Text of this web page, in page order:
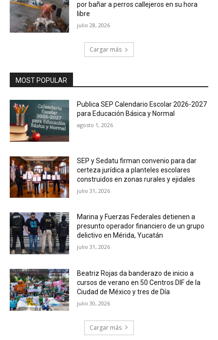
por bañar a perros callejeros en su hora
libre
julio 28, 2026
Cargar más
MOST POPULAR
Publica SEP Calendario Escolar 2026-2027
para Educación Básica y Normal
agosto 1, 2026
SEP y Sedatu firman convenio para dar
certeza jurídica a planteles escolares
construidos en zonas rurales y ejidales
julio 31, 2026
Marina y Fuerzas Federales detienen a
presunto operador financiero de un grupo
delictivo en Mérida, Yucatán
julio 31, 2026
Beatriz Rojas da banderazo de inicio a
cursos de verano en 50 Centros DIF de la
Ciudad de México y tres de Día
julio 30, 2026
Cargar más